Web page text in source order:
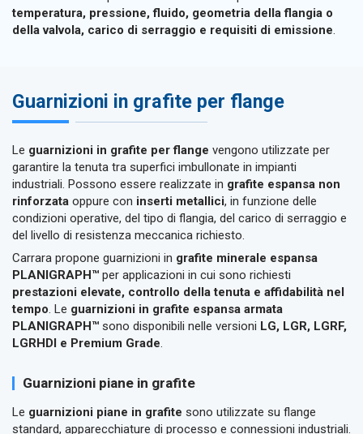
temperatura, pressione, fluido, geometria della flangia o
della valvola, carico di serraggio e requisiti di emissione.
Guarnizioni in grafite per flange
Le guarnizioni in grafite per flange vengono utilizzate per
garantire la tenuta tra superfici imbullonate in impianti
industriali. Possono essere realizzate in grafite espansa non
rinforzata oppure con inserti metallici, in funzione delle
condizioni operative, del tipo di flangia, del carico di serraggio e
del livello di resistenza meccanica richiesto.
Carrara propone guarnizioni in grafite minerale espansa
PLANIGRAPH™ per applicazioni in cui sono richiesti
prestazioni elevate, controllo della tenuta e affidabilità nel
tempo. Le guarnizioni in grafite espansa armata
PLANIGRAPH™ sono disponibili nelle versioni LG, LGR, LGRF,
LGRHDI e Premium Grade.
Guarnizioni piane in grafite
Le guarnizioni piane in grafite sono utilizzate su flange
standard, apparecchiature di processo e connessioni industriali.